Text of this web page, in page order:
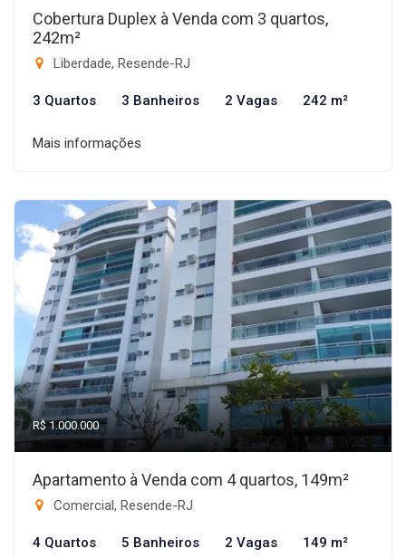
Cobertura Duplex à Venda com 3 quartos,
242m²
Liberdade, Resende-RJ
3 Quartos 3 Banheiros 2 Vagas 242 m²
Mais informações
R$ 1.000.000
Apartamento à Venda com 4 quartos, 149m²
Comercial, Resende-RJ
4 Quartos 5 Banheiros 2 Vagas 149 m²